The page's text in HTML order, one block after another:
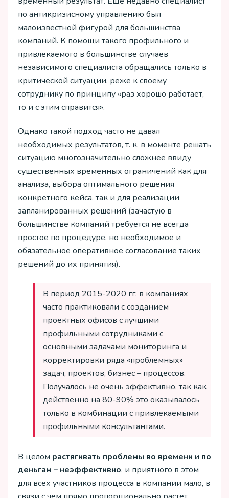
по антикризисному управлению был
малоизвестной фигурой для большинства
компаний. К помощи такого профильного и
привлекаемого в большинстве случаев
независимого специалиста обращались только в
критической ситуации, реже к своему
сотруднику по принципу «раз хорошо работает,
то и с этим справится».
Однако такой подход часто не давал
необходимых результатов, т. к. в моменте решать
ситуацию многозначительно сложнее ввиду
существенных временных ограничений как для
анализа, выбора оптимального решения
конкретного кейса, так и для реализации
запланированных решений (зачастую в
большинстве компаний требуется не всегда
простое по процедуре, но необходимое и
обязательное оперативное согласование таких
решений до их принятия).
В период 2015-2020 гг. в компаниях
часто практиковали с созданием
проектных офисов с лучшими
профильными сотрудниками с
основными задачами мониторинга и
корректировки ряда «проблемных»
задач, проектов, бизнес – процессов.
Получалось не очень эффективно, так как
действенно на 80-90% это оказывалось
только в комбинации с привлекаемыми
профильными консультантами.
В целом растягивать проблемы во времени и по
деньгам – неэффективно, и приятного в этом
для всех участников процесса в компании мало, в